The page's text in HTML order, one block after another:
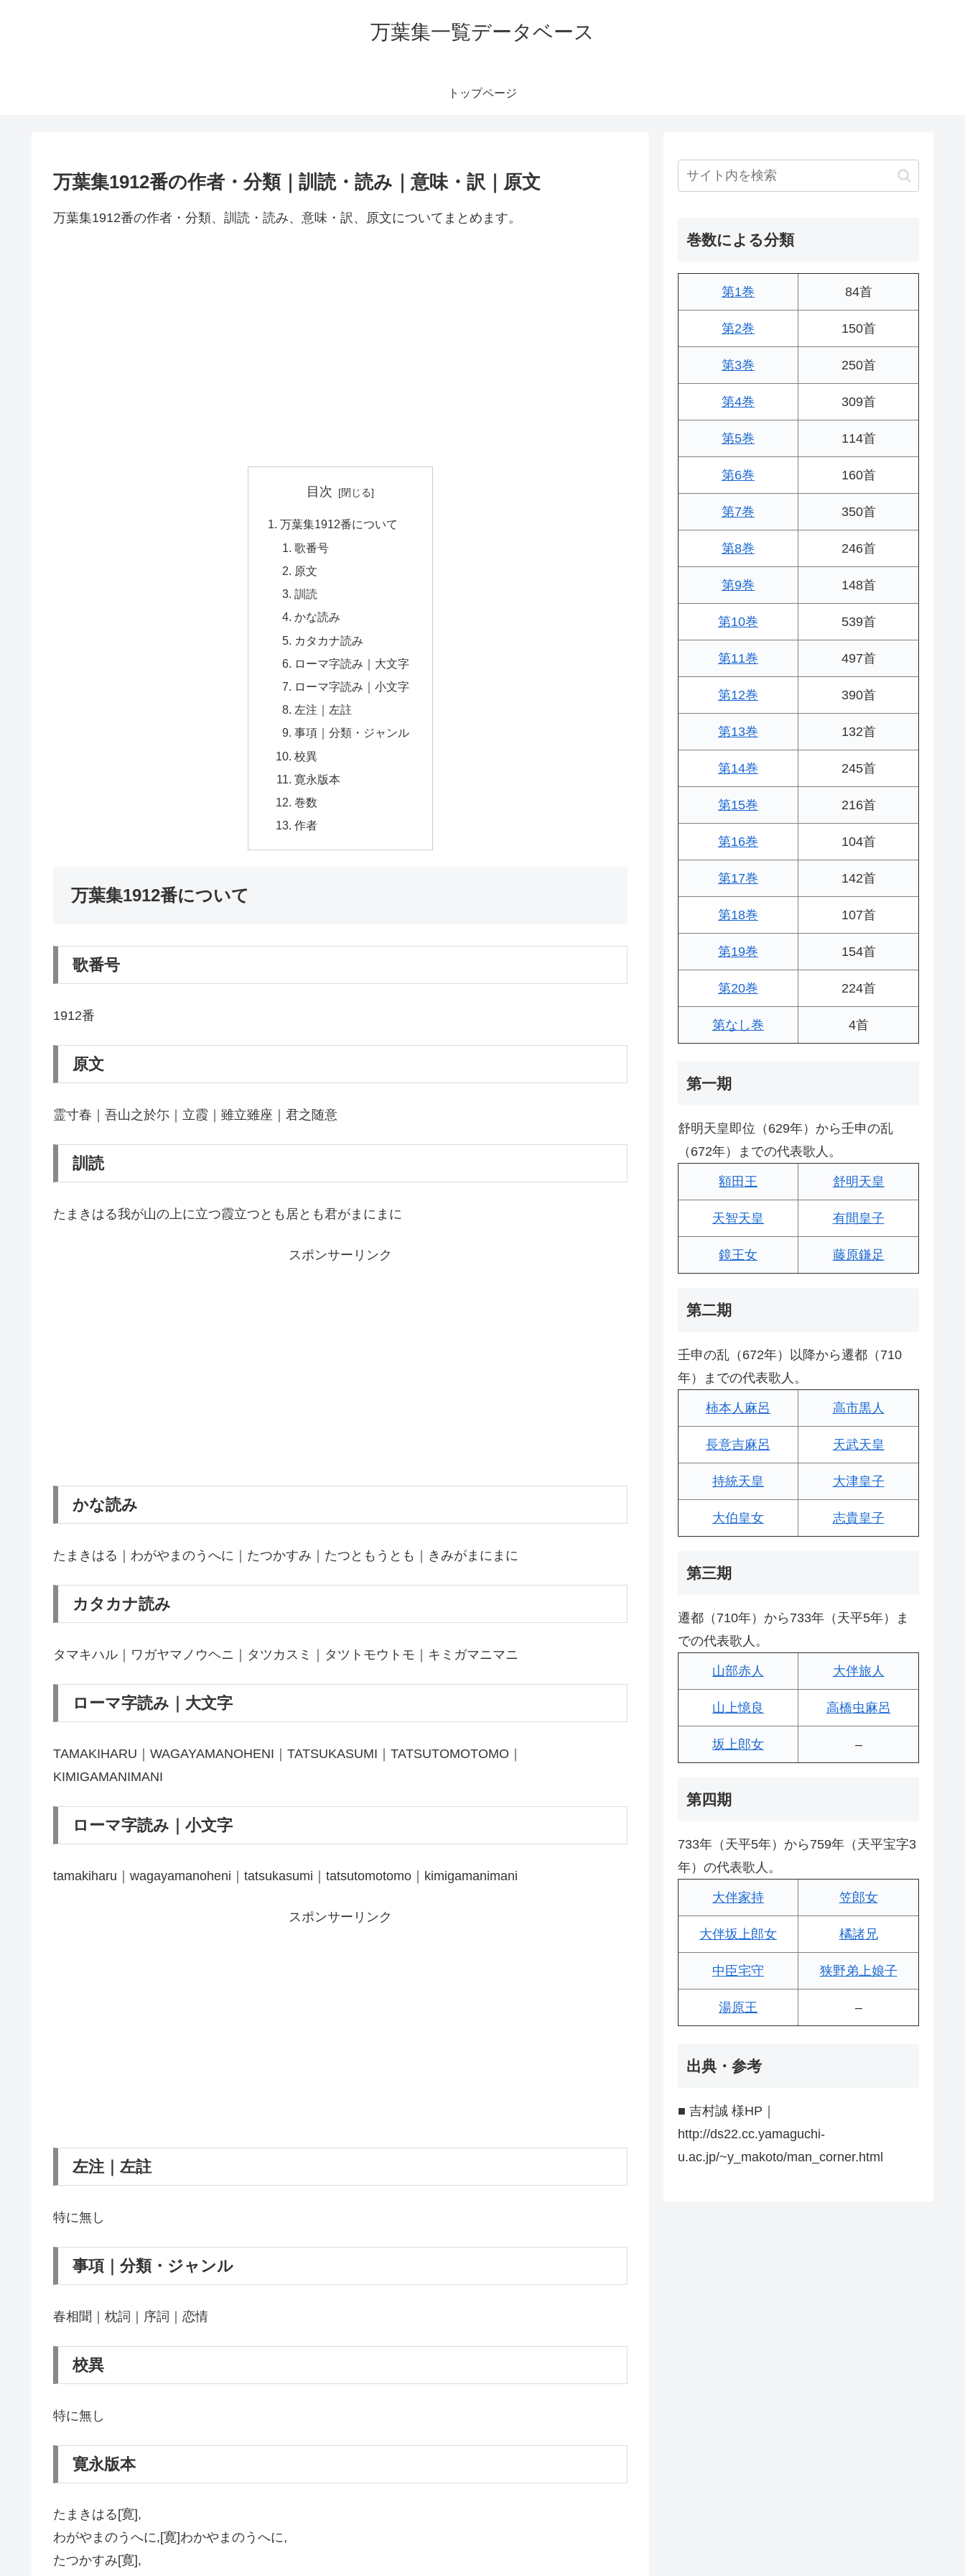
万葉集一覧データベース
トップページ
万葉集1912番の作者・分類｜訓読・読み｜意味・訳｜原文
万葉集1912番の作者・分類、訓読・読み、意味・訳、原文についてまとめます。
目次
万葉集1912番について
歌番号
原文
訓読
かな読み
カタカナ読み
ローマ字読み｜大文字
ローマ字読み｜小文字
左注｜左註
事項｜分類・ジャンル
校異
寛永版本
巻数
作者
万葉集1912番について
歌番号
1912番
原文
霊寸春｜吾山之於尓｜立霞｜雖立雖座｜君之随意
訓読
たまきはる我が山の上に立つ霞立つとも居とも君がまにまに
スポンサーリンク
かな読み
たまきはる｜わがやまのうへに｜たつかすみ｜たつともうとも｜きみがまにまに
カタカナ読み
タマキハル｜ワガヤマノウヘニ｜タツカスミ｜タツトモウトモ｜キミガマニマニ
ローマ字読み｜大文字
TAMAKIHARU｜WAGAYAMANOHENI｜TATSUKASUMI｜TATSUTOMOTOMO｜
KIMIGAMANIMANI
ローマ字読み｜小文字
tamakiharu｜wagayamanoheni｜tatsukasumi｜tatsutomotomo｜kimigamanimani
スポンサーリンク
左注｜左註
特に無し
事項｜分類・ジャンル
春相聞｜枕詞｜序詞｜恋情
校異
特に無し
寛永版本
たまきはる[寛],
わがやまのうへに,[寛]わかやまのうへに,
たつかすみ[寛],
巻数による分類
第1巻 84首
第2巻 150首
第3巻 250首
第4巻 309首
第5巻 114首
第6巻 160首
第7巻 350首
第8巻 246首
第9巻 148首
第10巻 539首
第11巻 497首
第12巻 390首
第13巻 132首
第14巻 245首
第15巻 216首
第16巻 104首
第17巻 142首
第18巻 107首
第19巻 154首
第20巻 224首
第なし巻 4首
第一期
舒明天皇即位（629年）から壬申の乱
（672年）までの代表歌人。
額田王 舒明天皇
天智天皇 有間皇子
鏡王女 藤原鎌足
第二期
壬申の乱（672年）以降から遷都（710
年）までの代表歌人。
柿本人麻呂 高市黒人
長意吉麻呂 天武天皇
持統天皇 大津皇子
大伯皇女 志貴皇子
第三期
遷都（710年）から733年（天平5年）ま
での代表歌人。
山部赤人 大伴旅人
山上憶良 高橋虫麻呂
坂上郎女 –
第四期
733年（天平5年）から759年（天平宝字3
年）の代表歌人。
大伴家持 笠郎女
大伴坂上郎女 橘諸兄
中臣宅守 狭野弟上娘子
湯原王 –
出典・参考
■ 吉村誠 様HP｜
http://ds22.cc.yamaguchi-
u.ac.jp/~y_makoto/man_corner.html